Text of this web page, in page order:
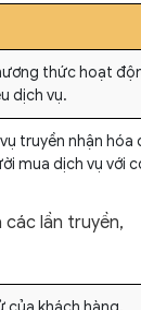
thức hoạt
dịch vụ.
truyền nhận hóa
mua dịch vụ với
các lần truyền,